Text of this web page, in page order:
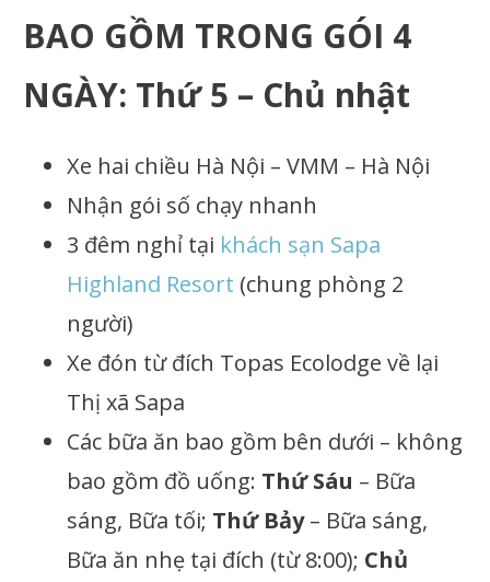
BAO GỒM TRONG GÓI 4
NGÀY: Thứ 5 – Chủ nhật
Xe hai chiều Hà Nội – VMM – Hà Nội
Nhận gói số chạy nhanh
3 đêm nghỉ tại khách sạn Sapa
Highland Resort (chung phòng 2
người)
Xe đón từ đích Topas Ecolodge về lại
Thị xã Sapa
Các bữa ăn bao gồm bên dưới – không
bao gồm đồ uống: Thứ Sáu – Bữa
sáng, Bữa tối; Thứ Bảy– Bữa sáng,
Bữa ăn nhẹ tại đích (từ 8:00); Chủ